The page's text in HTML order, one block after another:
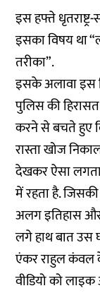
इस हफ्ते
इसका विषय था
तरीका”.
इसके अलावा इस
पुलिस की
करने से बचते हुए
रास्ता खोज
देखकर ऐसा
में रहता है.
अलग इतिहास
लगे हाथ बात उस
एंकर राहुल
वीडियो को